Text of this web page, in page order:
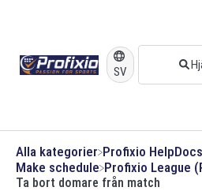
SV
Alla kategorier ​Profixio HelpDocs
​Make schedule ​Profixio League
Ta bort domare från match